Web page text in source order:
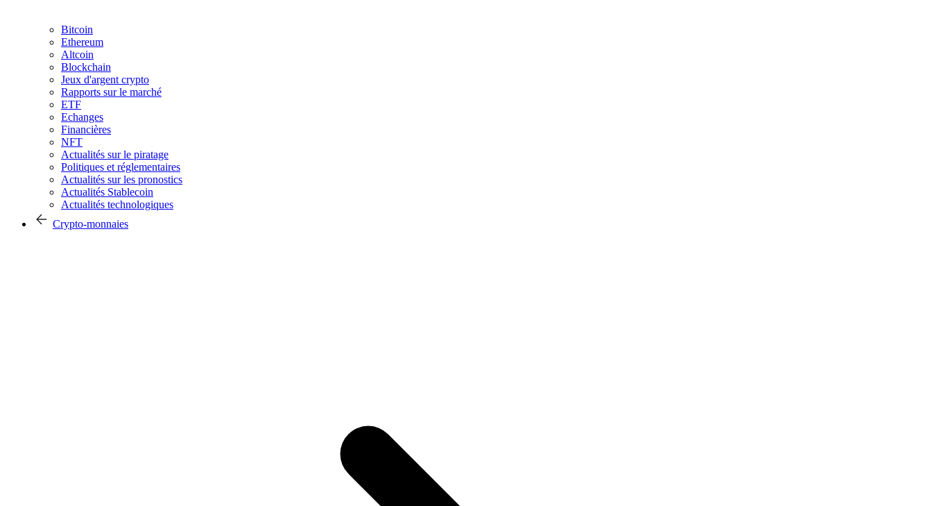
Bitcoin
Ethereum
Altcoin
Blockchain
Jeux d'argent crypto
Rapports sur le marché
ETF
Echanges
Financières
NFT
Actualités sur le piratage
Politiques et réglementaires
Actualités sur les pronostics
Actualités Stablecoin
Actualités technologiques
Crypto-monnaies